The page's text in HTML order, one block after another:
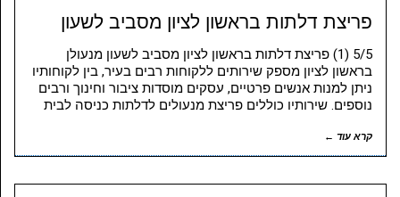
פריצת דלתות בראשון לציון מסביב לשעון
5/5 (1) פריצת דלתות בראשון לציון מסביב לשעון מנעולן
בראשון לציון מספק שירותים ללקוחות רבים בעיר, בין לקוחותיו
ניתן למנות אנשים פרטיים, עסקים מוסדות ציבור וחינוך ורבים
נוספים. שירותיו כוללים פריצת מנעולים לדלתות כניסה לבית
קרא עוד ←